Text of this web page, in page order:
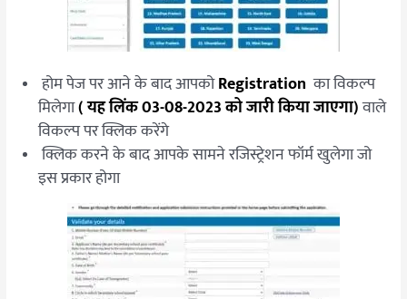
होम पेज पर आने के बाद आपकोRegistration का विकल्प
मिलेगा( यह लिंक 03-08-2023 को जारी किया जाएगा)वाले
विकल्प पर क्लिक करेंगे
क्लिक करने के बाद आपके सामने रजिस्ट्रेशन फॉर्म खुलेगा जो
इस प्रकार होगा